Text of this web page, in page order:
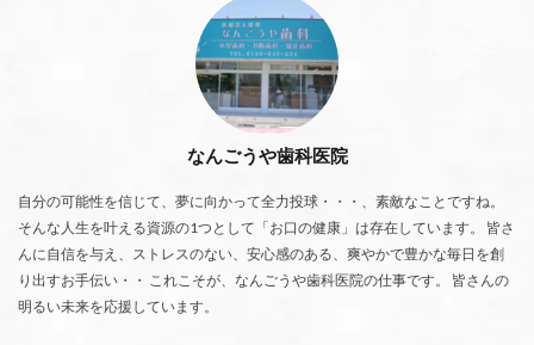
なんごうや歯科医院
自分の可能性を信じて、夢に向かって全力投球・・・、素敵なことですね。
そんな人生を叶える資源の1つとして「お口の健康」は存在しています。 皆さ
んに自信を与え、ストレスのない、安心感のある、爽やかで豊かな毎日を創
り出すお手伝い・・ これこそが、なんごうや歯科医院の仕事です。 皆さんの
明るい未来を応援しています。